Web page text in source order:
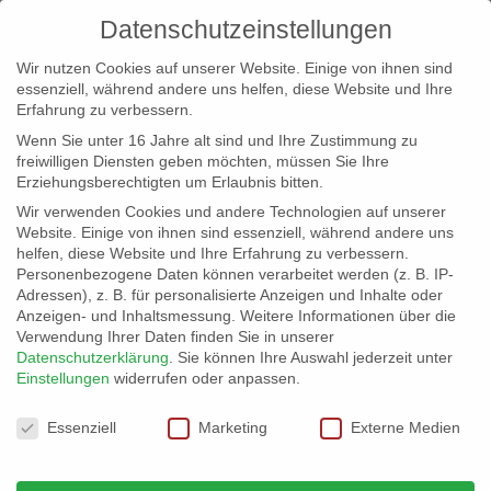
info@erfolgreich-events.de
+4940 46 777 230
Datenschutzeinstellungen
Wir nutzen Cookies auf unserer Website. Einige von ihnen sind
essenziell, während andere uns helfen, diese Website und Ihre
Erfahrung zu verbessern.
Wenn Sie unter 16 Jahre alt sind und Ihre Zustimmung zu
freiwilligen Diensten geben möchten, müssen Sie Ihre
Erziehungsberechtigten um Erlaubnis bitten.
Wir verwenden Cookies und andere Technologien auf unserer
Website. Einige von ihnen sind essenziell, während andere uns
helfen, diese Website und Ihre Erfahrung zu verbessern.
Personenbezogene Daten können verarbeitet werden (z. B. IP-
Adressen), z. B. für personalisierte Anzeigen und Inhalte oder
Anzeigen- und Inhaltsmessung. Weitere Informationen über die
Verwendung Ihrer Daten finden Sie in unserer
Datenschutzerklärung
Sie können Ihre Auswahl jederzeit unter
Einstellungen widerrufen oder anpassen.
Datenschutzeinstellungen
Essenziell Marketing Externe Medien